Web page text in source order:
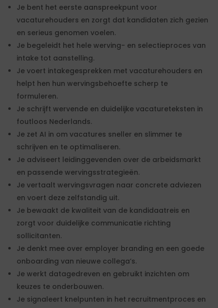
Je bent het eerste aanspreekpunt voor
vacaturehouders en zorgt dat kandidaten zich gezien
en serieus genomen voelen.
Je begeleidt het hele werving- en selectieproces van
intake tot aanstelling.
Je voert intakegesprekken met vacaturehouders en
helpt hen hun wervingsbehoefte scherp te
formuleren.
Je schrijft wervende en duidelijke vacatureteksten in
foutloos Nederlands.
Je zet AI in om vacatures sneller en slimmer te
schrijven en te optimaliseren.
Je adviseert leidinggevenden over de arbeidsmarkt
en passende wervingsstrategieën.
Je vertaalt wervingsvragen naar concrete adviezen
en voert deze zelfstandig uit.
Je bewaakt de kwaliteit van de kandidaatreis en
zorgt voor duidelijke communicatie richting
sollicitanten.
Je denkt mee over employer branding en een goede
onboarding van nieuwe collega’s.
Je werkt datagedreven en gebruikt inzichten om
keuzes te onderbouwen.
Je signaleert knelpunten in het recruitmentproces en